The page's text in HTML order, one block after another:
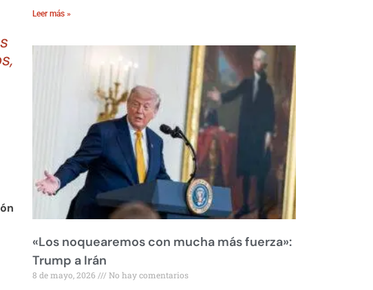
Leer más »
«Los noquearemos con mucha más fuerza»:
Trump a Irán
8 de mayo, 2026 No hay comentarios